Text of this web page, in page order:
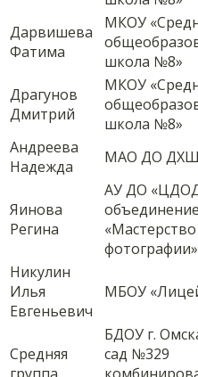
Дарвишева
Фатима
МКОУ
школа №8»
Драгунов
Дмитрий
МКОУ
школа №8»
Андреева
Надежда
МАО ДО
Яинова
Регина
АУ ДО
объединение
«Мастерство
фотографии»
Никулин
Илья
Евгеньевич
МБОУ
Средняя
БДОУ г.
сад №329